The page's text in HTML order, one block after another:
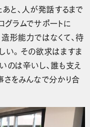
あと、人が発話するまで
グラムでサポートに
形能力ではなくて、待
い。その欲求はますま
のは辛いし、誰も支え
さをみんなで分かり合